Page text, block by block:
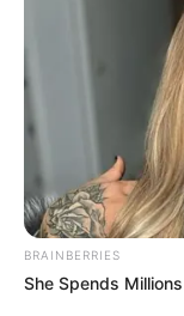
BRAINBERRIES
She Spends